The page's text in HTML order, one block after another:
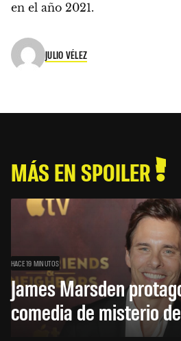
en el año 2021.
JULIO VÉLEZ
MÁS EN SPOILER
HACE 19 MINUTOS
James Marsden
comedia de misterio